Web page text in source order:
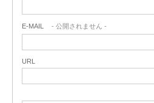
E-MAIL - 公開されません -
URL